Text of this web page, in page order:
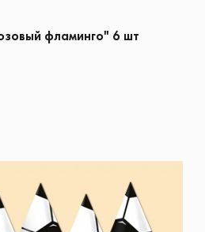
фламинго" 6 шт